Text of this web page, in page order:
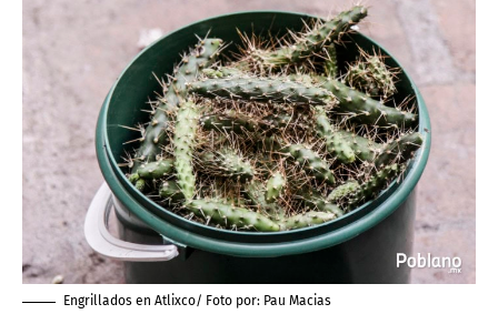
Engrillados en Atlixco/ Foto por: Pau Macias